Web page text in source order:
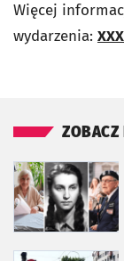
Więcej
wydarzenia:
ZOBACZ
otworzy się w